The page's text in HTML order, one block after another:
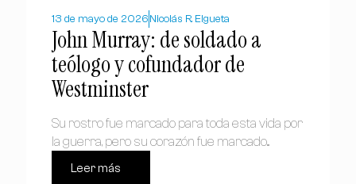
13 de mayo de 2026 Nicolás R. Elgueta
John Murray: de soldado a
teólogo y cofundador de
Westminster
Su rostro fue marcado para toda esta vida por
la guerra, pero su corazón fue marcado...
Leer más